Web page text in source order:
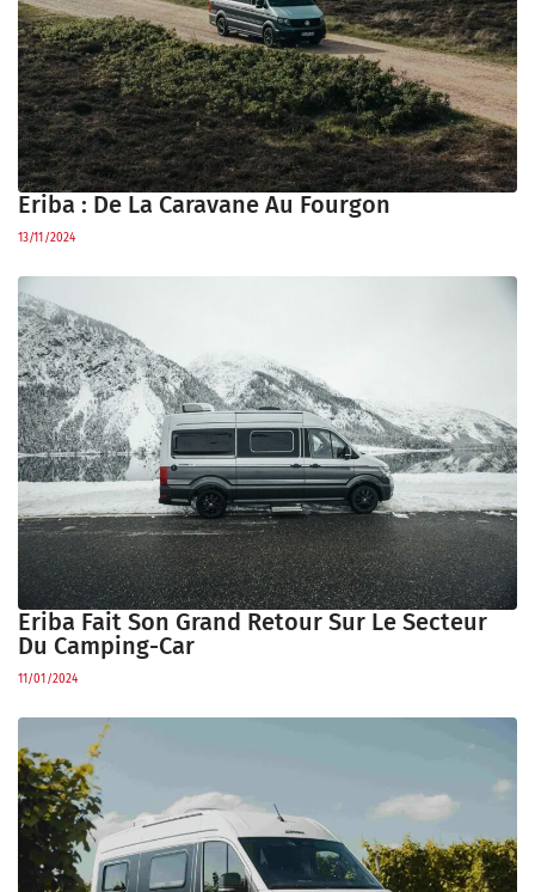
Eriba : De La Caravane Au Fourgon
13/11/2024
Eriba Fait Son Grand Retour Sur Le Secteur
Du Camping-Car
11/01/2024